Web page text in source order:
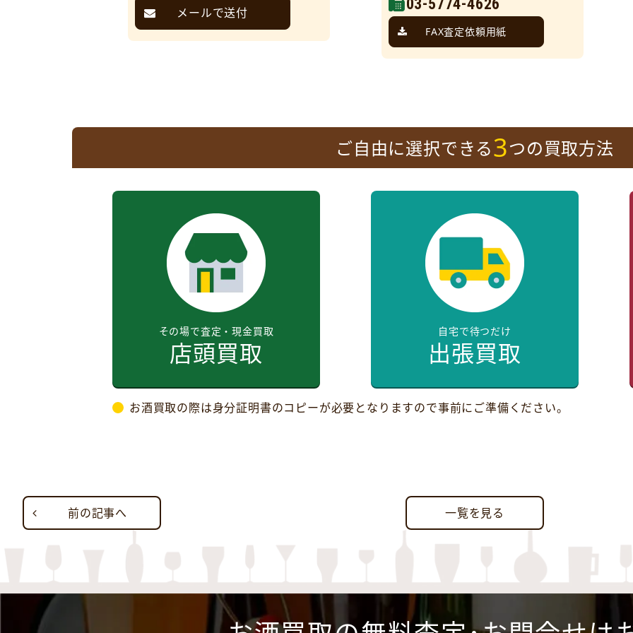
メールで送付 03-5774-4626
FAX査定依頼用紙
ご自由に選択できる3つの買取方法
その場で査定・現金買取
店頭買取
自宅で待つだけ
出張買取
お酒買取の際は身分証明書のコピーが必要となりますので事前にご準備ください。
前の記事へ 一覧を見る